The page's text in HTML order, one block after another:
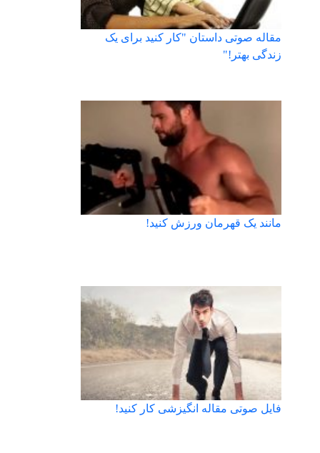
مقاله صوتی داستان "کار کنید برای یک
زندگی بهتر!"
مانند یک قهرمان ورزش کنید!
فایل صوتی مقاله انگیزشی کار کنید!